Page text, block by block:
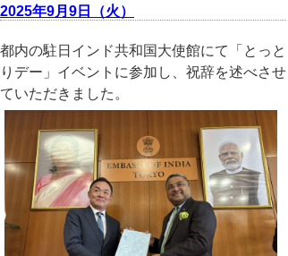
2025年9月9日（火）
都内の駐日インド共和国大使館にて「とっと
りデー」イベントに参加し、祝辞を述べさせ
ていただきました。